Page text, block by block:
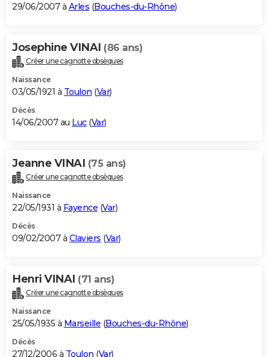
29/06/2007 à Arles (Bouches-du-Rhône)
Josephine VINAI (86 ans)
Créer une cagnotte obsèques
Naissance
03/05/1921 à Toulon (Var)
Décès
14/06/2007 au Luc(Var)
Jeanne VINAI (75 ans)
Créer une cagnotte obsèques
Naissance
22/05/1931 à Fayence (Var)
Décès
09/02/2007 à Claviers (Var)
Henri VINAI (71 ans)
Créer une cagnotte obsèques
Naissance
25/05/1935 à Marseille (Bouches-du-Rhône)
Décès
27/12/2006 à Toulon (Var)